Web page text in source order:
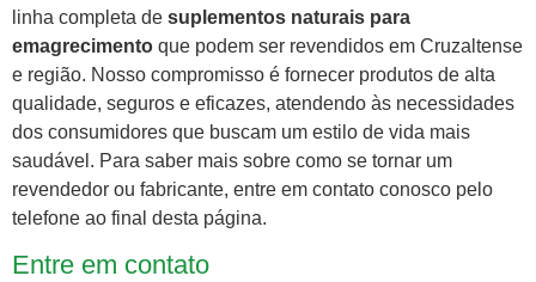
linha completa de suplementos naturais para
emagrecimento que podem ser revendidos em Cruzaltense
e região. Nosso compromisso é fornecer produtos de alta
qualidade, seguros e eficazes, atendendo às necessidades
dos consumidores que buscam um estilo de vida mais
saudável. Para saber mais sobre como se tornar um
revendedor ou fabricante, entre em contato conosco pelo
telefone ao final desta página.
Entre em contato